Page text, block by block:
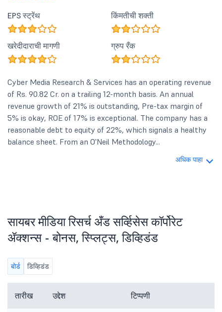
EPS स्ट्रेंथ किंमतीची शक्ती
खरेदीदाराची मागणी ग्रुप रँक
Cyber Media Research & Services has an operating revenue
of Rs. 90.82 Cr. on a trailing 12-month basis. An annual
revenue growth of 21% is outstanding, Pre-tax margin of
5% is okay, ROE of 17% is exceptional. The company has a
reasonable debt to equity of 22%, which signals a healthy
balance sheet. From an O'Neil Methodology...
अधिक पाहा
सायबर मीडिया रिसर्च अँड सर्व्हिसेस कॉर्पोरेट
ॲक्शन्स - बोनस, स्प्लिट्स, डिव्हिडंड
बोर्ड डिव्हिडंड
तारीख उद्देश टिप्पणी